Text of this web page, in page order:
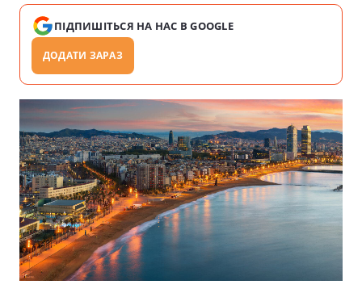
ПІДПИШІТЬСЯ НА НАС В GOOGLE
ДОДАТИ ЗАРАЗ